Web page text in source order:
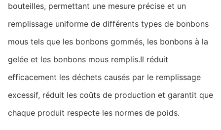
bouteilles, permettant une mesure précise et un
remplissage uniforme de différents types de bonbons
mous tels que les bonbons gommés, les bonbons à la
gelée et les bonbons mous remplis.Il réduit
efficacement les déchets causés par le remplissage
excessif, réduit les coûts de production et garantit que
chaque produit respecte les normes de poids.